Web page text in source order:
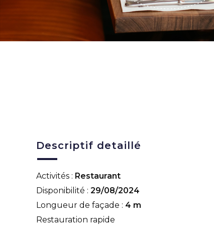
Descriptif detaillé
Activités : Restaurant
Disponibilité : 29/08/2024
Longueur de façade : 4 m
Restauration rapide